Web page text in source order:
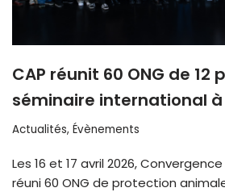
CAP réunit 60 ONG de 12
séminaire international à
Actualités, Évènements
Les 16 et 17 avril 2026,
réuni 60 ONG de protection